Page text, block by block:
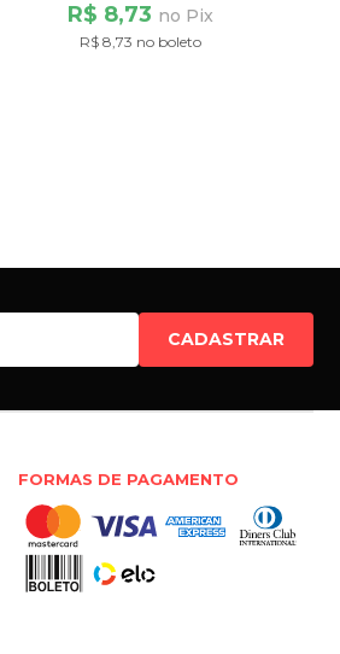
R$ 8,73 no Pix
R$ 8,73 no boleto
CADASTRAR
FORMAS DE PAGAMENTO